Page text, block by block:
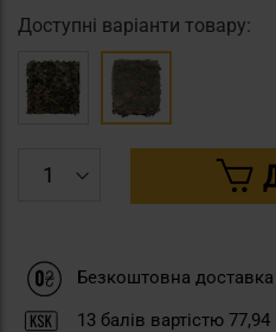
Доступні варіанти товару:
Безкоштовна доставка
13 балів вартістю 77,94